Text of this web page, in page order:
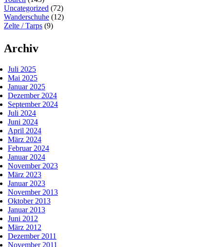
Uncategorized (72)
Wanderschuhe (12)
Zelte / Tarps (9)
Archiv
Juli 2025
Mai 2025
Januar 2025
Dezember 2024
September 2024
Juli 2024
Juni 2024
April 2024
März 2024
Februar 2024
Januar 2024
November 2023
März 2023
Januar 2023
November 2013
Oktober 2013
Januar 2013
Juni 2012
März 2012
Dezember 2011
November 2011